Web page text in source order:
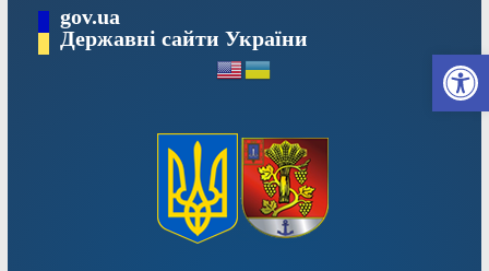
вмісту
gov.ua
Державні сайти України